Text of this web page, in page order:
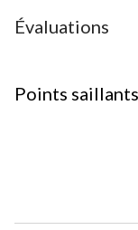
Évaluations
Points